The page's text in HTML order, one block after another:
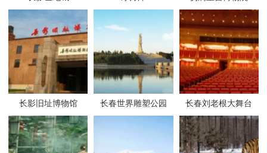
长影旧址博物馆 长春世界雕塑公园 长春刘老根大舞台